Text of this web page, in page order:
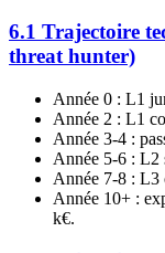
6.1 Trajectoire
threat hunter)
Année 0 : L1
Année 2 : L1
Année 3-4 :
Année 5-6 : L2
Année 7-8 : L3
Année 10+ :
k€.